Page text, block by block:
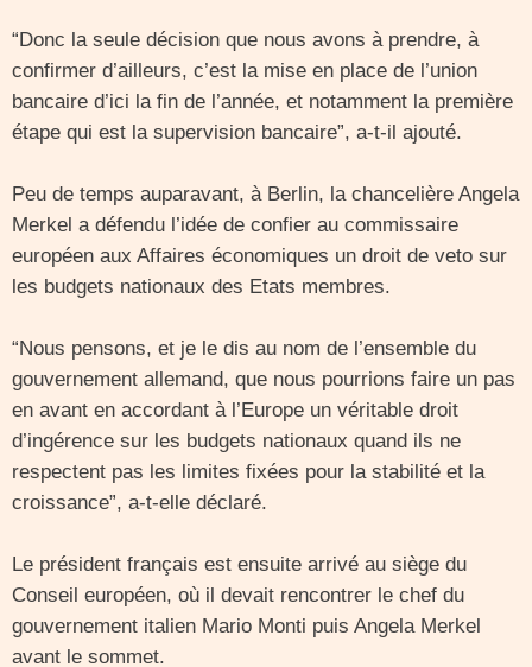
“Donc la seule décision que nous avons à prendre, à
confirmer d’ailleurs, c’est la mise en place de l’union
bancaire d’ici la fin de l’année, et notamment la première
étape qui est la supervision bancaire”, a-t-il ajouté.
Peu de temps auparavant, à Berlin, la chancelière Angela
Merkel a défendu l’idée de confier au commissaire
européen aux Affaires économiques un droit de veto sur
les budgets nationaux des Etats membres.
“Nous pensons, et je le dis au nom de l’ensemble du
gouvernement allemand, que nous pourrions faire un pas
en avant en accordant à l’Europe un véritable droit
d’ingérence sur les budgets nationaux quand ils ne
respectent pas les limites fixées pour la stabilité et la
croissance”, a-t-elle déclaré.
Le président français est ensuite arrivé au siège du
Conseil européen, où il devait rencontrer le chef du
gouvernement italien Mario Monti puis Angela Merkel
avant le sommet.